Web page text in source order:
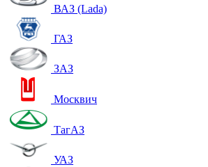
ВАЗ (Lada)
ГАЗ
ЗАЗ
Москвич
ТагАЗ
УАЗ